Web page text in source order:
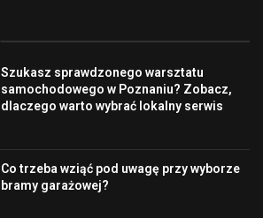
Szukasz sprawdzonego warsztatu
samochodowego w Poznaniu? Zobacz,
dlaczego warto wybrać lokalny serwis
Co trzeba wziąć pod uwagę przy wyborze
bramy garażowej?